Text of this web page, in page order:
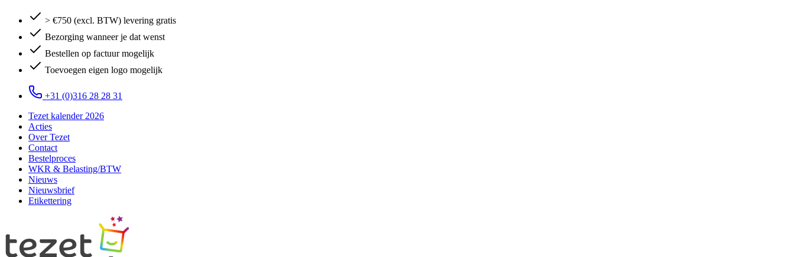
> €750 (excl. BTW) levering gratis
Bezorging wanneer je dat wenst
Bestellen op factuur mogelijk
Toevoegen eigen logo mogelijk
+31 (0)316 28 28 31
Tezet kalender 2026
Acties
Over Tezet
Contact
Bestelproces
WKR & Belasting/BTW
Nieuws
Nieuwsbrief
Etikettering